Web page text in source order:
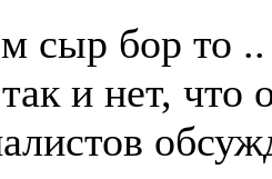
сыр бор то ..
и нет, что